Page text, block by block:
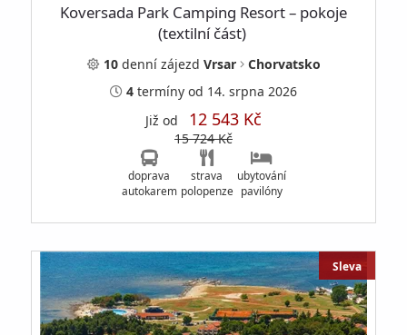
Koversada Park Camping Resort – pokoje
(textilní část)
10dennízájezd Vrsar
Chorvatsko
4 termíny od 14. srpna 2026
Již od 12 543 Kč
15 724 Kč
doprava
autokarem
strava
polopenze
ubytování
pavilóny
Sleva